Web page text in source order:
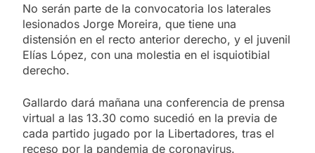
No serán parte de la convocatoria los laterales
lesionados Jorge Moreira, que tiene una
distensión en el recto anterior derecho, y el juvenil
Elías López, con una molestia en el isquiotibial
derecho.
Gallardo dará mañana una conferencia de prensa
virtual a las 13.30 como sucedió en la previa de
cada partido jugado por la Libertadores, tras el
receso por la pandemia de coronavirus.